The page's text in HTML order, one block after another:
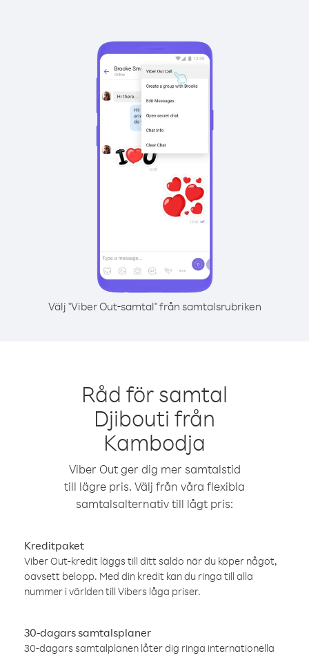
Välj "Viber Out-samtal" från samtalsrubriken
Råd för samtal
Djibouti från
Kambodja
Viber Out ger dig mer samtalstid
till lägre pris. Välj från våra flexibla
samtalsalternativ till lågt pris:
Kreditpaket
Viber Out-kredit läggs till ditt saldo när du köper något,
oavsett belopp. Med din kredit kan du ringa till alla
nummer i världen till Vibers låga priser.
30-dagars samtalsplaner
30-dagars samtalplanen låter dig ringa internationella